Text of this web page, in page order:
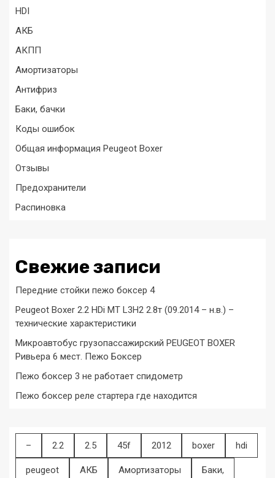
HDI
АКБ
АКПП
Амортизаторы
Антифриз
Баки, бачки
Коды ошибок
Общая информация Peugeot Boxer
Отзывы
Предохранители
Распиновка
Свежие записи
Передние стойки пежо боксер 4
Peugeot Boxer 2.2 HDi MT L3H2 2.8т (09.2014 – н.в.) –
технические характеристики
Микроавтобус грузопассажирский PEUGEOT BOXER
Ривьера 6 мест. Пежо Боксер
Пежо боксер 3 не работает спидометр
Пежо боксер реле стартера где находится
– 2.2 2.5 45f 2012 boxer hdi
peugeot АКБ Амортизаторы Баки,